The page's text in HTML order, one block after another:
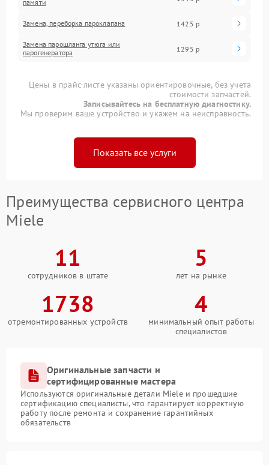
памяти
Замена, переборка пароклапана 1425 р
Замена парошланга утюга или
парогенератора
1295 р
Цены в прайс-листе указаны ориентировочные, без учета
стоимости запчастей.
Записывайтесь на бесплатную диагностику.
Мы проверим ваше устройство и укажем на неисправность.
Показать все услуги
Преимущества сервисного центра
Miele
11
сотрудников в штате
5
лет на рынке
1738
отремонтированных устройств
4
минимальный опыт работы
специалистов
Оригинальные запчасти и
сертифицированные мастера
Используются оригинальные детали Miele и прошедшие
сертификацию специалисты, что гарантирует корректную
работу после ремонта и сохранение гарантийных
обязательств